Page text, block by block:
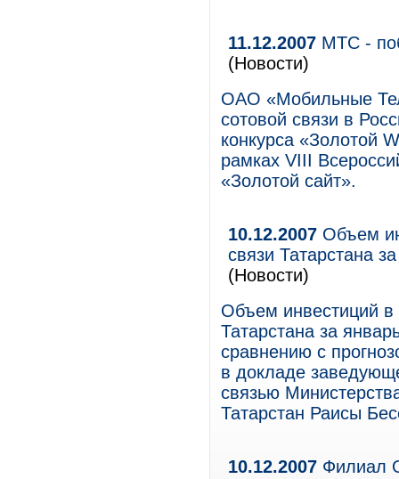
11.12.2007 МТС -
(Новости)
ОАО «Мобильные
сотовой связи в
конкурса «Золотой
рамках VIII
«Золотой сайт».
10.12.2007 Объем
связи Татарстана
(Новости)
Объем инвестиций в
Татарстана за
сравнению с
в докладе
связью
Татарстан Раисы
10.12.2007 Филиал